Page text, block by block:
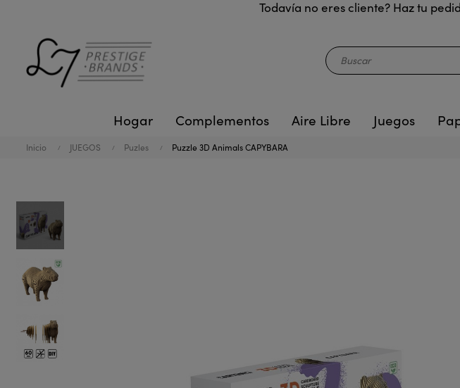
Todavía no eres cliente? Haz tu
Hogar Complementos Aire Libre Juegos
Inicio JUEGOS Puzles Puzzle 3D Animals CAPYBARA